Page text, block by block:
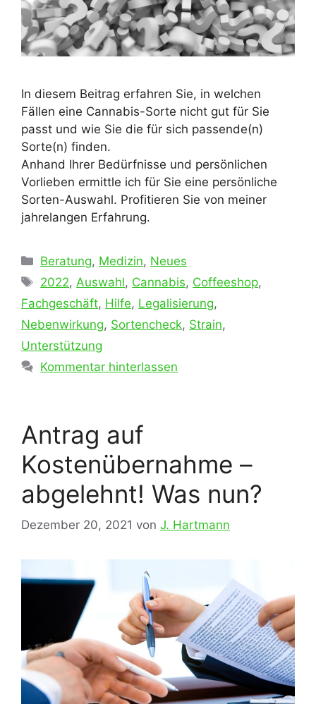
In diesem Beitrag erfahren Sie, in welchen
Fällen eine Cannabis-Sorte nicht gut für Sie
passt und wie Sie die für sich passende(n)
Sorte(n) finden.
Anhand Ihrer Bedürfnisse und persönlichen
Vorlieben ermittle ich für Sie eine persönliche
Sorten-Auswahl. Profitieren Sie von meiner
jahrelangen Erfahrung.
Kategorien
Beratung, Medizin, Neues
Schlagwörter
2022, Auswahl, Cannabis, Coffeeshop,
Fachgeschäft, Hilfe, Legalisierung,
Nebenwirkung, Sortencheck, Strain,
Unterstützung
Kommentar hinterlassen
Antrag auf
Kostenübernahme –
abgelehnt! Was nun?
Dezember 20, 2021 von J. Hartmann